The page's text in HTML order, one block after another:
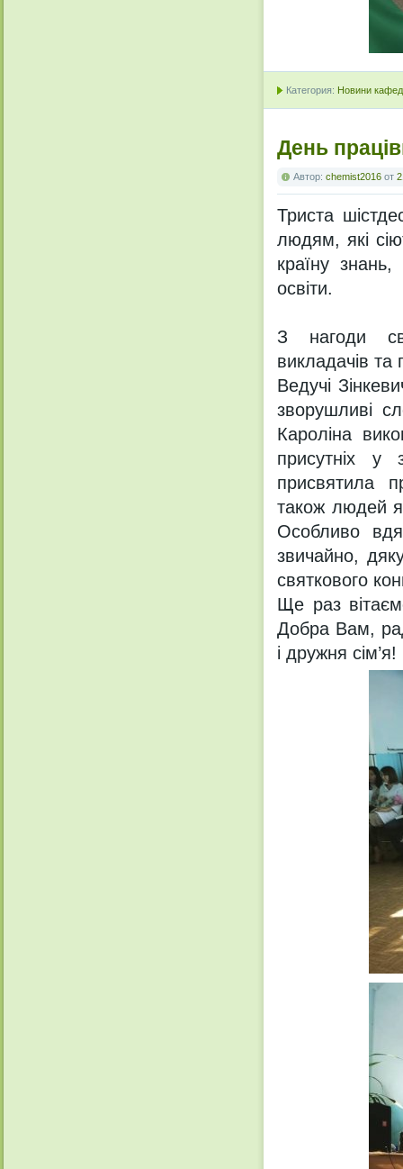
Категория: Новини
День
Автор: chemist2016 от
Триста
людям, які
країну знань,
освіти.
З нагоди
викладачів та
Ведучі
зворушливі
Кароліна
присутніх у
присвятила
також людей
Особливо
звичайно,
святкового
Ще раз
Добра Вам,
і дружня сім’я!